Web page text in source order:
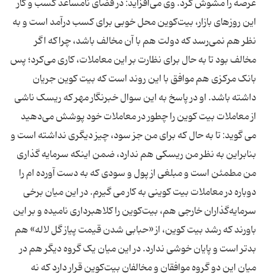
عرصه را مشوش کرد. وی می‌افزاید: در فضای نامساعد کسب و کار
این روزهای بازار، بیت‌کوین محل خوبی برای کسب درآمد است و به
نظر هم نمی‌رسد که دولت هم با آن مخالف باشد، چراکه اگر
مخالف بود تا به حال برای نظارت بر این معاملات، کاری می‌کرد؛ پس
بانک مرکزی هم موافق با این روند است که بیت کوین جریان
داشته باشد. او در پاسخ به این سوال خبرنگار مهر که ریسک ناشی
از معاملات بیت کوین را چطور در معاملات خود پوشش می‌دهید
می گوید: تا به حال که برای من جز سود، چیز دیگری نداشته است و
بنابراین به نظر من ریسکی هم ندارد، ضمن اینکه سرمایه گذاری
من مطمئن است و مبلغی از پول و سودی که به دست آورده ام را
دوباره در معاملات بیت کوینی به کار می گیرم. در این میان برخی
سرمایه‌گذاران خارجی هم، بیت‌کوین را کلاهبرداری نامیده و بر این
باورند که رشد بیت کوین، از «حبابی شدن قیمت پیاز گل لاله» هم
بدتر است و پایان خوشی ندارد. در این میان یک گروه دیگر هم در
میان این دو گروه موافقان و مخالفان بیت‌کوین قرار دارد که نه